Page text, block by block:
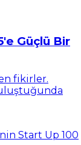
Güçlü Bir
fikirler.